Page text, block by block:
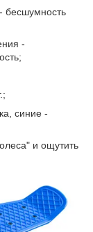
бесшумность
-
синие -
и ощутить